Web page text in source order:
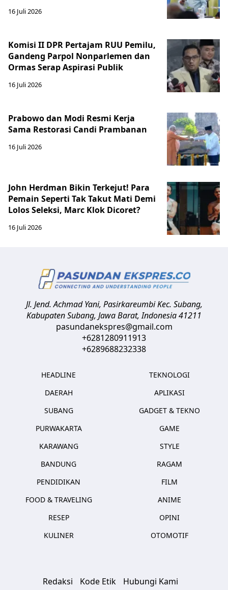
16 Juli 2026
Komisi II DPR Pertajam RUU Pemilu,
Gandeng Parpol Nonparlemen dan
Ormas Serap Aspirasi Publik
16 Juli 2026
Prabowo dan Modi Resmi Kerja
Sama Restorasi Candi Prambanan
16 Juli 2026
John Herdman Bikin Terkejut! Para
Pemain Seperti Tak Takut Mati Demi
Lolos Seleksi, Marc Klok Dicoret?
16 Juli 2026
Jl. Jend. Achmad Yani, Pasirkareumbi Kec. Subang,
Kabupaten Subang, Jawa Barat,Indonesia41211
pasundanekspres@gmail.com
+6281280911913
+6289688232338
HEADLINE
DAERAH
SUBANG
PURWAKARTA
KARAWANG
BANDUNG
PENDIDIKAN
FOOD & TRAVELING
RESEP
KULINER
TEKNOLOGI
APLIKASI
GADGET & TEKNO
GAME
STYLE
RAGAM
FILM
ANIME
OPINI
OTOMOTIF
Redaksi Kode Etik Hubungi Kami